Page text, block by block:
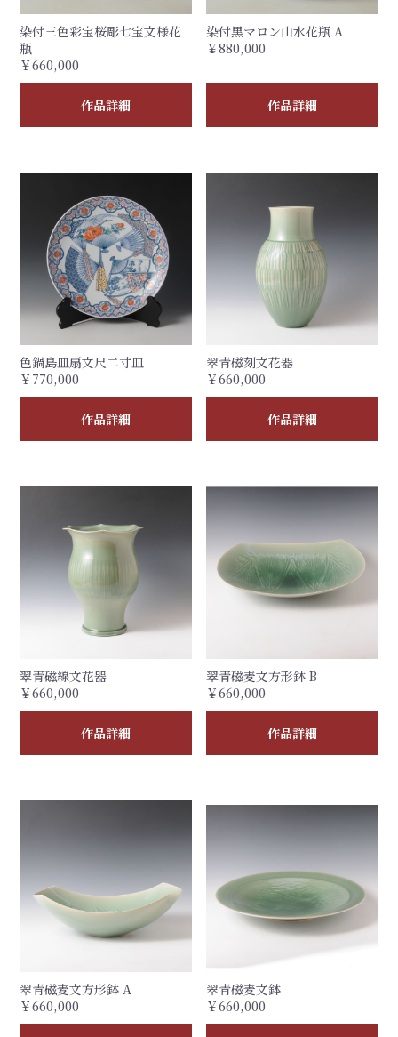
染付三色彩宝桜彫七宝文様花
瓶
￥660,000
作品詳細
染付黒マロン山水花瓶 A
￥880,000
作品詳細
色鍋島皿扇文尺二寸皿
￥770,000
作品詳細
翠青磁刻文花器
￥660,000
作品詳細
翠青磁線文花器
￥660,000
作品詳細
翠青磁麦文方形鉢 B
￥660,000
作品詳細
翠青磁麦文方形鉢 A
￥660,000
翠青磁麦文鉢
￥660,000